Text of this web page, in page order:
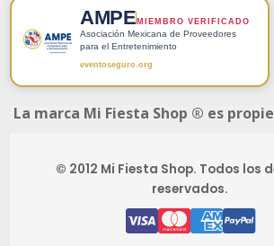
AMPE MIEMBRO VERIFICADO
Asociación Mexicana de Proveedores
para el Entretenimiento
eventoseguro.org
La marca Mi Fiesta Shop ® es
© 2012 Mi Fiesta Shop. Todos los
reservados.